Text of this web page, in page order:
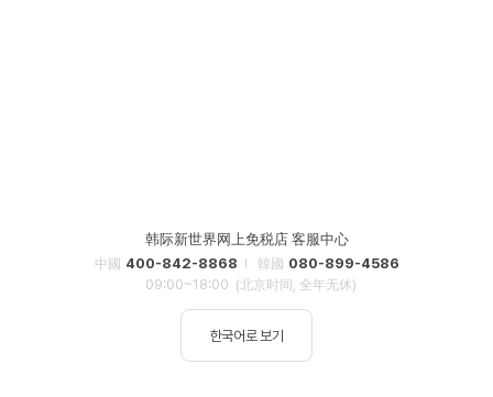
韩际新世界网上免税店 客服中心
中國 400-842-8868 韓國 080-899-4586
09:00~18:00 (北京时间, 全年无休)
한국어로 보기